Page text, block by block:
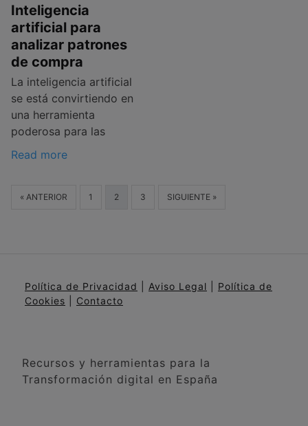
Inteligencia
artificial para
analizar patrones
de compra
La inteligencia artificial
se está convirtiendo en
una herramienta
poderosa para las
Read more
« ANTERIOR 1 2 3 SIGUIENTE »
Política de Privacidad Aviso Legal
Política de
Cookies
Contacto
Recursos y herramientas para la
Transformación digital en España